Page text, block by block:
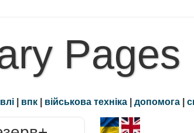
Pages
| впк | військова техніка | допомога |